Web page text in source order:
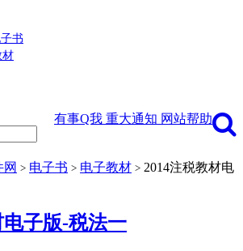
书
材
有事Q我 重大通知 网站帮助
> 电子书 > 电子教材 > 2014注税教材电
电子版-税法一